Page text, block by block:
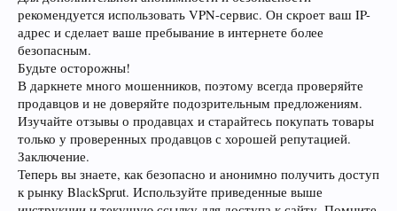
рекомендуется использовать VPN-сервис. Он скроет ваш IP-
адрес и сделает ваше пребывание в интернете более
безопасным.
Будьте осторожны!
В даркнете много мошенников, поэтому всегда проверяйте
продавцов и не доверяйте подозрительным предложениям.
Изучайте отзывы о продавцах и старайтесь покупать товары
только у проверенных продавцов с хорошей репутацией.
Заключение.
Теперь вы знаете, как безопасно и анонимно получить доступ
к рынку BlackSprut. Используйте приведенные выше